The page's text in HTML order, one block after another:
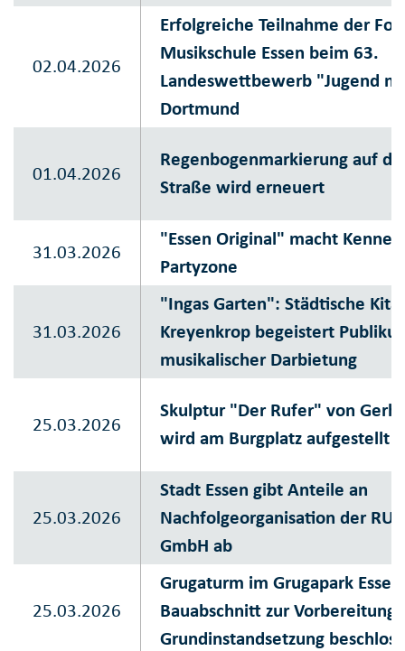
02.04.2026
Erfolgreiche Teilnahme der
Musikschule Essen beim 63.
Landeswettbewerb "Jugend
Dortmund
01.04.2026
Regenbogenmarkierung auf
Straße wird erneuert
31.03.2026
"Essen Original" macht
Partyzone
31.03.2026
"Ingas Garten": Städtische Kita
Kreyenkrop begeistert
musikalischer Darbietung
25.03.2026
Skulptur "Der Rufer" von
wird am Burgplatz aufgestellt
25.03.2026
Stadt Essen gibt Anteile an
Nachfolgeorganisation der
GmbH ab
25.03.2026
Grugaturm im Grugapark
Bauabschnitt zur Vorbereitung
Grundinstandsetzung